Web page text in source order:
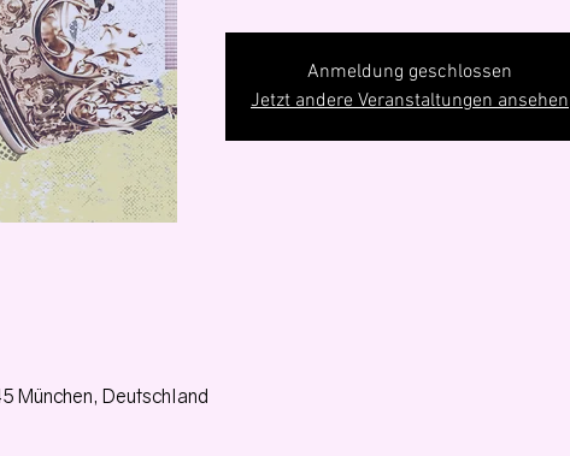
Anmeldung geschlossen
Jetzt andere Veranstaltungen ansehen
München, Deutschland